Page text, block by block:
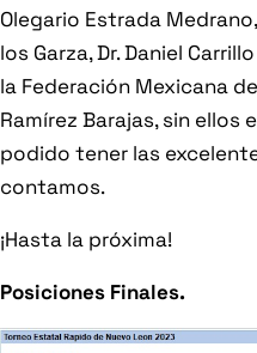
Olegario Estrada
los Garza, Dr. Daniel
la Federación Mexicana
Ramírez Barajas, sin
podido tener las
contamos.
¡Hasta la próxima!
Posiciones Finales.